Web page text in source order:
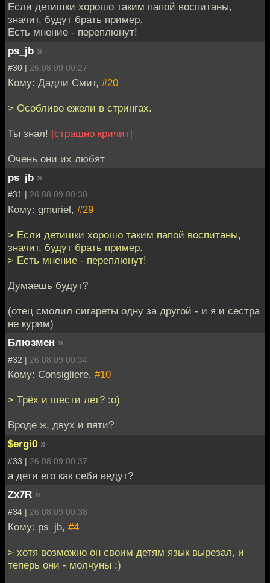
Если детишки хорошо таким папой воспитаны,
значит, будут брать пример.
Есть мнение - переплюнут!
ps_jb »
#30 | 26.08.09 00:27
Кому: Дадли Смит, #20
> Особливо ежели в стрингах.
Ты знал! [страшно кричит]
Очень они их любят
ps_jb »
#31 | 26.08.09 00:30
Кому: gmuriel, #29
> Если детишки хорошо таким папой воспитаны,
значит, будут брать пример.
> Есть мнение - переплюнут!
Думаешь будут?
(отец смолил сигареты одну за другой - и я и сестра
не курим)
Блюзмен »
#32 | 26.08.09 00:34
Кому: Consigliere, #10
> Трёх и шести лет? :o)
Вроде ж, двух и пяти?
$ergi0 »
#33 | 26.08.09 00:37
а дети его как себя ведут?
Zx7R »
#34 | 26.08.09 00:38
Кому: ps_jb, #4
> хотя возможно он своим детям язык вырезал, и
теперь они - молчуны :)